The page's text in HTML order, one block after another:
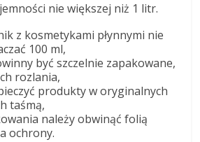
nie większej niż 1 litr.
z kosmetykami płynnymi nie
100 ml,
być szczelnie zapakowane,
rozlania,
produkty w oryginalnych
taśmą,
należy obwinąć folią
ochrony.